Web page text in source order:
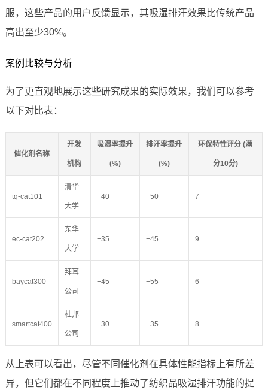
服，这些产品的用户反馈显示，其吸湿排汗效果比传统产品
高出至少30%。
案例比较与分析
为了更直观地展示这些研究成果的实际效果，我们可以参考
以下对比表：
催化剂名称
开发
机构
吸湿率提升
(%)
排汗率提升
(%)
环保特性评分 (满
分10分)
tq-cat101
清华
大学
+40 +50 7
ec-cat202
东华
大学
+35 +45 9
baycat300
拜耳
公司
+45 +55 6
smartcat400
杜邦
公司
+30 +35 8
从上表可以看出，尽管不同催化剂在具体性能指标上有所差
异，但它们都在不同程度上推动了纺织品吸湿排汗功能的提